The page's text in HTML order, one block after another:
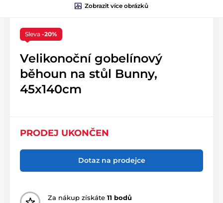
Zobrazit více obrázků
Sleva -20%
Velikonoční gobelínový
běhoun na stůl Bunny,
45x140cm
PRODEJ UKONČEN
Dotaz na prodejce
Za nákup získáte 11 bodů